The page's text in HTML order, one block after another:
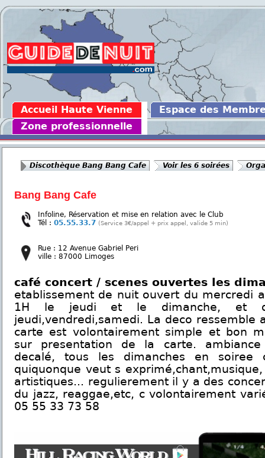
Accueil Haute Vienne
Espace des
Zone professionnelle
Discothèque Bang Bang Cafe Voir les 6 soirées
Bang Bang Cafe
Infoline, Réservation et mise en relation avec le Club
Tél : 05.55.33.7 (Service 3€/appel + prix appel, valide 5 min)
Rue : 12 Avenue Gabriel Peri
ville : 87000 Limoges
café concert / scenes ouvertes les
etablissement de nuit ouvert du mercredi
1H le jeudi et le dimanche,
jeudi,vendredi,samedi. La deco ressemble
carte est volontairement simple et bon
sur presentation de la carte.
decalé, tous les dimanches en soiree
quiquonque veut s
artistiques... regulierement il y a des
du jazz, reaggae,etc, c volontairement
05 55 33 73 58